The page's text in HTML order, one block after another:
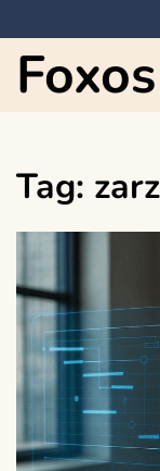
to
content
Foxos
Tag: